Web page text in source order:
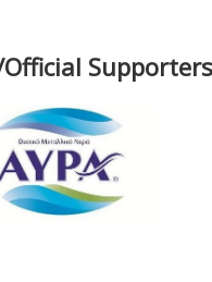
Official Supporters